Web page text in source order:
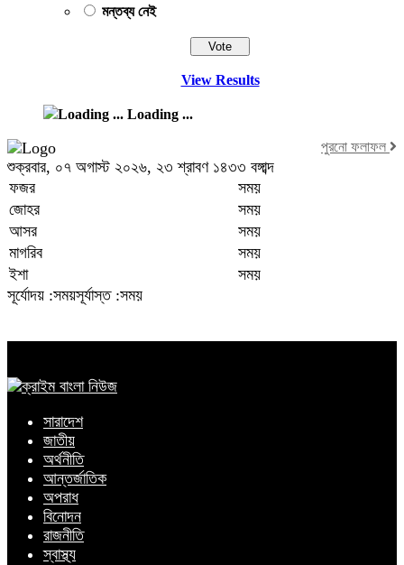
মন্তব্য নেই
View Results
Loading ...
পুরনো ফলাফল
শুক্রবার, ০৭ অগাস্ট ২০২৬, ২৩ শ্রাবণ ১৪৩৩ বঙ্গাব্দ
ফজর
সময়
জোহর
সময়
আসর
সময়
মাগরিব
সময়
ইশা
সময়
সূর্যোদয় :সময়সূর্যাস্ত :সময়
সারাদেশ
জাতীয়
অর্থনীতি
আন্তর্জাতিক
অপরাধ
বিনোদন
রাজনীতি
স্বাস্থ্য